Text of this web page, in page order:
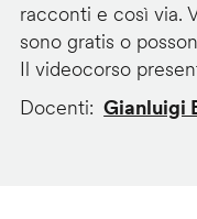
racconti e così via.
sono gratis o
Il videocorso
Docenti
Gianluigi